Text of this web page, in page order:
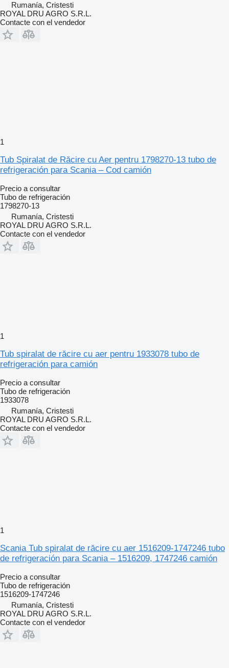
Rumanía, Cristesti
ROYAL DRU AGRO S.R.L.
Contacte con el vendedor
1
Tub Spiralat de Răcire cu Aer pentru 1798270-13 tubo de
refrigeración para Scania – Cod camión
Precio a consultar
Tubo de refrigeración
1798270-13
Rumanía, Cristesti
ROYAL DRU AGRO S.R.L.
Contacte con el vendedor
1
Tub spiralat de răcire cu aer pentru 1933078 tubo de
refrigeración para camión
Precio a consultar
Tubo de refrigeración
1933078
Rumanía, Cristesti
ROYAL DRU AGRO S.R.L.
Contacte con el vendedor
1
Scania Tub spiralat de răcire cu aer 1516209-1747246 tubo
de refrigeración para Scania – 1516209, 1747246 camión
Precio a consultar
Tubo de refrigeración
1516209-1747246
Rumanía, Cristesti
ROYAL DRU AGRO S.R.L.
Contacte con el vendedor